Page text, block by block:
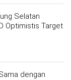
Selatan
Optimistis Target
dengan